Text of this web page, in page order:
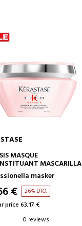
ADD TO CART
MASQUE
MASCARILLA
masker
€ 26% DTO.
price 63,17 €
0 reviews